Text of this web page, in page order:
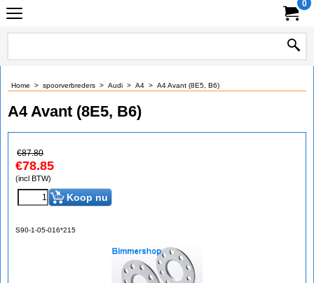
0
Home > spoorverbreders > Audi > A4 > A4 Avant (8E5, B6)
A4 Avant (8E5, B6)
€87.80
€78.85
(incl BTW)
Koop nu
S90-1-05-016*215